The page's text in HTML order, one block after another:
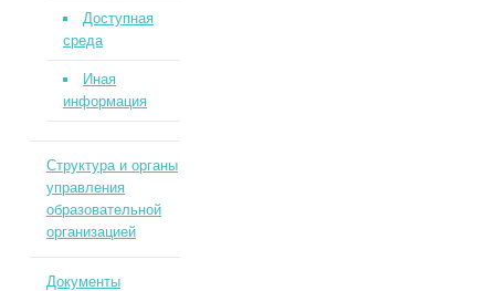
Доступная
среда
Иная
информация
Структура и органы
управления
образовательной
организацией
Документы